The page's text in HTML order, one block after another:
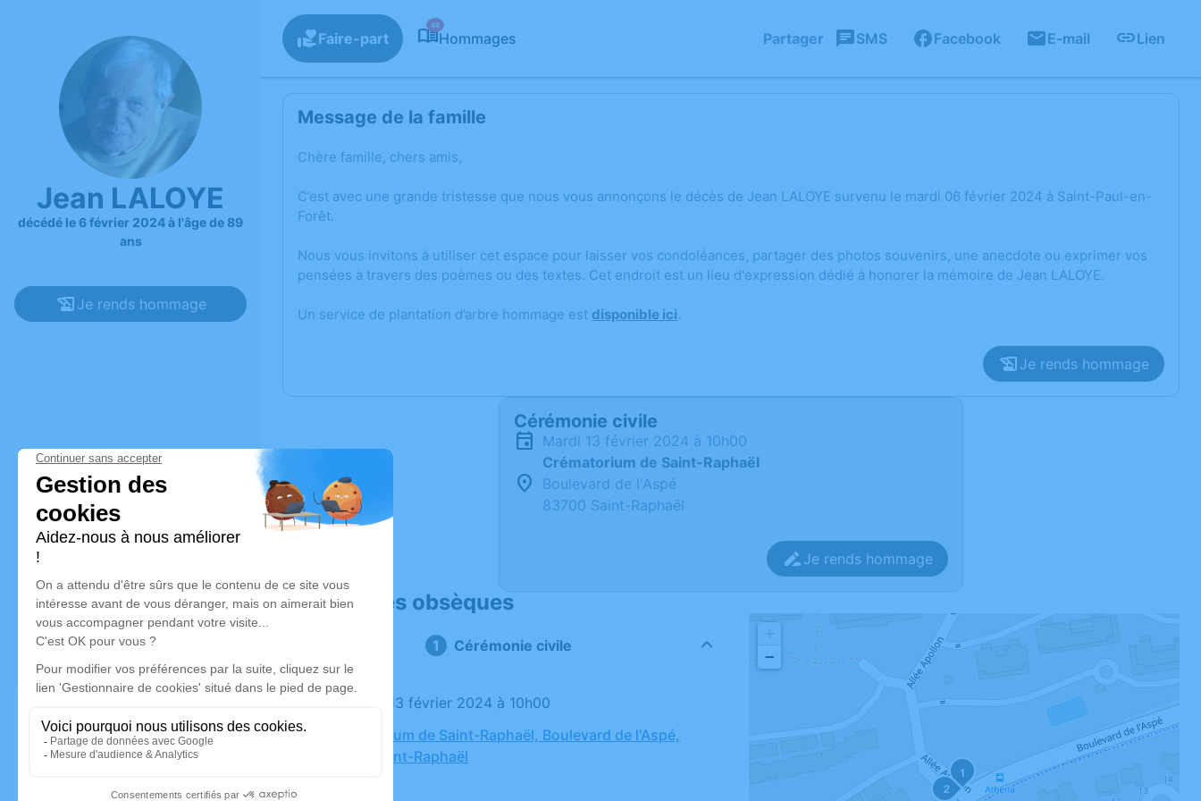
Jean LALOYE
décédé le 6 février 2024 à l'âge de 89
ans
Je rends hommage
Faire-part
48
Hommages Partager SMS Facebook E-mail Lien
Message de la famille
Chère famille, chers amis,
C’est avec une grande tristesse que nous vous annonçons le décès de Jean LALOYE survenu le mardi 06 février 2024 à Saint-Paul-en-
Forêt.
Nous vous invitons à utiliser cet espace pour laisser vos condoléances, partager des photos souvenirs, une anecdote ou exprimer vos
pensées à travers des poèmes ou des textes. Cet endroit est un lieu d'expression dédié à honorer la mémoire de Jean LALOYE.
Un service de plantation d’arbre hommage est disponible ici.
Je rends hommage
Cérémonie civile
mardi 13 février 2024 à 10h00
Crématorium de Saint-Raphaël
Boulevard de l'Aspé
83700 Saint-Raphaël
Je rends hommage
Déroulé des obsèques
Cérémonie civile
Le mardi 13 février 2024 à 10h00
Crématorium de Saint-Raphaël, Boulevard de l'Aspé,
83700 Saint-Raphaël
1
2
−